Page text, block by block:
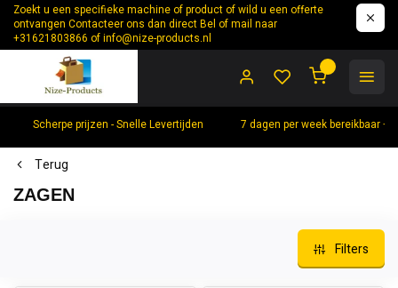
Zoekt u een specifieke machine of product of wild u een offerte
ontvangen Contacteer ons dan direct Bel of mail naar
+31621803866 ofinfo@nize-products.nl
Scherpe prijzen - Snelle Levertijden 7 dagen per week bereikbaar
Terug
ZAGEN
Filters